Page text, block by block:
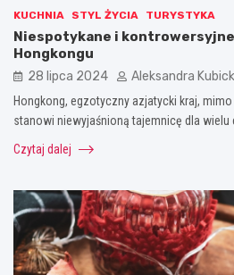
KUCHNIA STYL ŻYCIA TURYSTYKA
Niespotykane i
Hongkongu
28 lipca 2024 Aleksandra
Hongkong, egzotyczny azjatycki kraj,
stanowi niewyjaśnioną tajemnicę dla wielu
Czytaj dalej